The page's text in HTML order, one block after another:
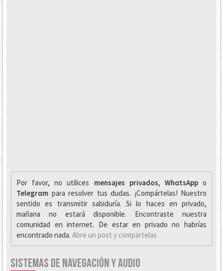
Por favor, no utilices mensajes privados, WhαtsAppo
Telegrαm para resolver tus dudas. ¡Compártelas! Nuestro
sentido es transmitir sabiduría. Si lo haces en privado,
mañana no estará disponible. Encontraste nuestra
comunidad en internet. De estar en privado no habrías
encontrado nada. Abre un post y compártelas
SISTEMAS DE NAVEGACIÓN Y AUDIO